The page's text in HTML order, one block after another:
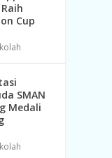
Cup
SMAN
Medali